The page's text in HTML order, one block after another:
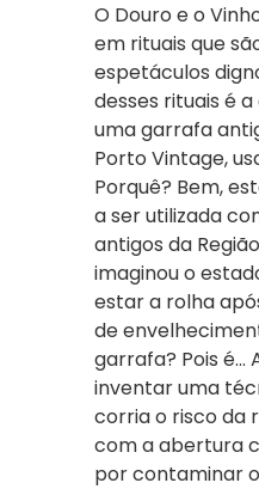
O Douro e o
em rituais que
espetáculos
desses rituais é
uma garrafa
Porto Vintage,
Porquê? Bem,
a ser utilizada
antigos da
imaginou o
estar a rolha
de
garrafa? Pois é...
inventar uma
corria o risco da
com a abertura
por contaminar